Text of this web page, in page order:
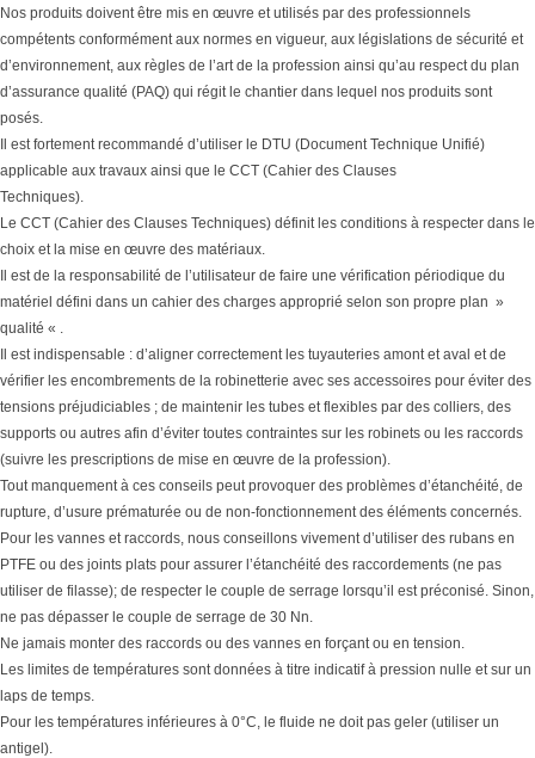
Nos produits doivent être mis en œuvre et utilisés par des professionnels
compétents conformément aux normes en vigueur, aux législations de sécurité et
d’environnement, aux règles de l’art de la profession ainsi qu’au respect du plan
d’assurance qualité (PAQ) qui régit le chantier dans lequel nos produits sont
posés.
Il est fortement recommandé d’utiliser le DTU (Document Technique Unifié)
applicable aux travaux ainsi que le CCT (Cahier des Clauses
Techniques).
Le CCT (Cahier des Clauses Techniques) définit les conditions à respecter dans le
choix et la mise en œuvre des matériaux.
Il est de la responsabilité de l’utilisateur de faire une vérification périodique du
matériel défini dans un cahier des charges approprié selon son propre plan »
qualité « .
Il est indispensable : d’aligner correctement les tuyauteries amont et aval et de
vérifier les encombrements de la robinetterie avec ses accessoires pour éviter des
tensions préjudiciables ; de maintenir les tubes et flexibles par des colliers, des
supports ou autres afin d’éviter toutes contraintes sur les robinets ou les raccords
(suivre les prescriptions de mise en œuvre de la profession).
Tout manquement à ces conseils peut provoquer des problèmes d’étanchéité, de
rupture, d’usure prématurée ou de non-fonctionnement des éléments concernés.
Pour les vannes et raccords, nous conseillons vivement d’utiliser des rubans en
PTFE ou des joints plats pour assurer l’étanchéité des raccordements (ne pas
utiliser de filasse); de respecter le couple de serrage lorsqu’il est préconisé. Sinon,
ne pas dépasser le couple de serrage de 30 Nn.
Ne jamais monter des raccords ou des vannes en forçant ou en tension.
Les limites de températures sont données à titre indicatif à pression nulle et sur un
laps de temps.
Pour les températures inférieures à 0°C, le fluide ne doit pas geler (utiliser un
antigel).